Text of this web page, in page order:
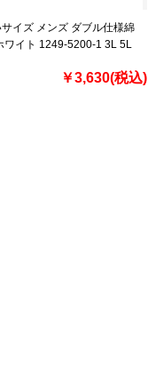
イズ メンズ ダブル仕様綿
ワイト 1249-5200-1 3L 5L
￥3,630(税込)